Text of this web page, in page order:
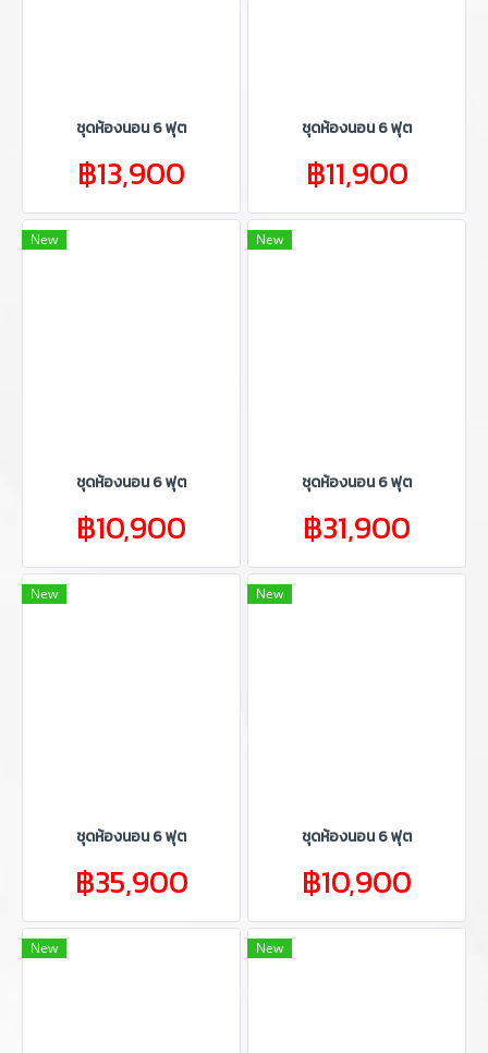
ชุดห้องนอน 6 ฟุต
฿13,900
ชุดห้องนอน 6 ฟุต
฿11,900
New
ชุดห้องนอน 6 ฟุต
฿10,900
New
ชุดห้องนอน 6 ฟุต
฿31,900
New
ชุดห้องนอน 6 ฟุต
฿35,900
New
ชุดห้องนอน 6 ฟุต
฿10,900
New New